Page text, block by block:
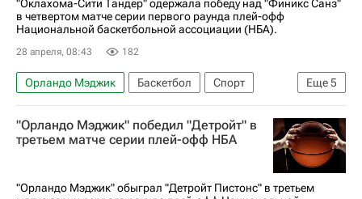
"Оклахома-Сити Тандер" одержала победу над "Финикс Санз"
в четвертом матче серии первого раунда плей-офф
Национальной баскетбольной ассоциации (НБА).
28 апреля, 08:43 182
Еще5
Орландо Мэджик Баскетбол
Спорт
Финикс
Девин Букер
Оклахома-Сити Тандер
Финикс Санз НБА
"Орландо Мэджик" победил "Детройт" в
третьем матче серии плей-офф НБА
"Орландо Мэджик" обыграл "Детройт Пистонс" в третьем